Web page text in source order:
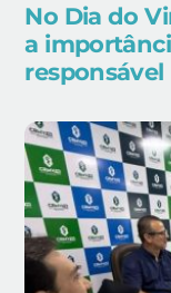
No Dia do
a
responsável